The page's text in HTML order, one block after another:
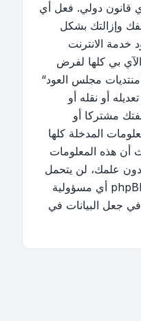
قانون دولي. فعل أي
وإزالتك بشكل
خدمة الانترنت
بي كلها لفرض
مجلس العود“
أو نقله أو
مشتركا أو
المدخلة كلها
أن هذه المعلومات
علمك، لن يتحمل
”منتديات مجلس العود“ ولا phpBB أي مسؤولية
جعل البيانات في